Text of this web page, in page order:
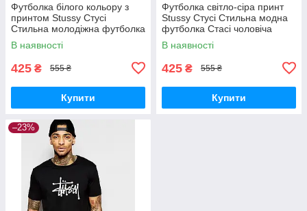
Футболка білого кольору з
принтом Stussy Стусі
Стильна молодіжна футболка
Стасі хлопчикові Спортивний
одяг хб
В наявності
425 ₴ 555 ₴
Купити
Футболка світло-сіра принт
Stussy Стусі Стильна модна
футболка Стасі чоловіча
Спортивна одежа хб
В наявності
425 ₴ 555 ₴
Купити
–23%